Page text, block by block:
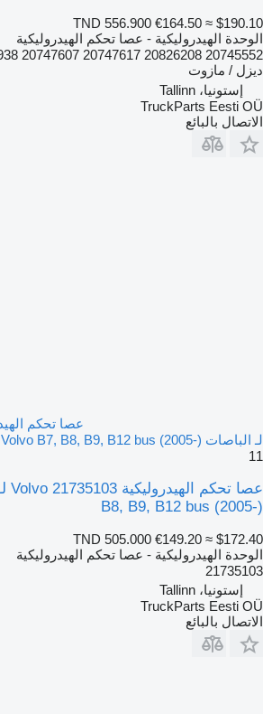
TND 556.900 €164.50 ≈ $190.10
الوحدة الهيدروليكية - عصا تحكم الهيدروليكية
20745552 20826208 20747617 20747607 21043938 21480528
ديزل / مازوت
إستونيا، Tallinn
TruckParts Eesti OÜ
الاتصال بالبائع
لـ الباصات Volvo B7, B8, B9, B12 bus (2005-)
11
B8, B9, B12 bus (2005-)
TND 505.000 €149.20 ≈ $172.40
الوحدة الهيدروليكية - عصا تحكم الهيدروليكية
21735103
إستونيا، Tallinn
TruckParts Eesti OÜ
الاتصال بالبائع